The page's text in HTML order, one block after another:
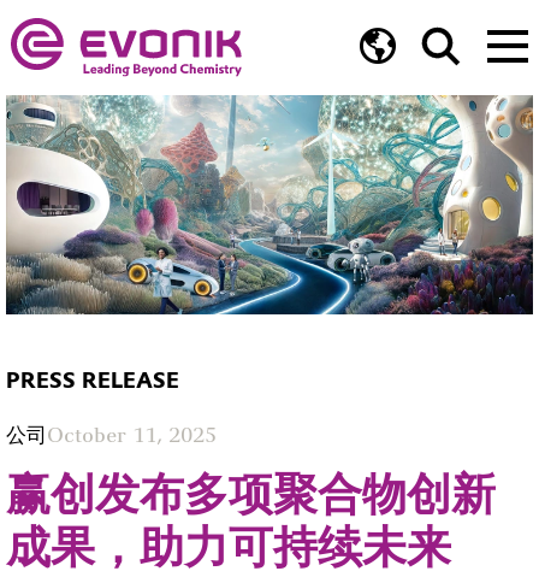
PRESS RELEASE
公司 October 11, 2025
赢创发布多项聚合物创新
成果，助力可持续未来